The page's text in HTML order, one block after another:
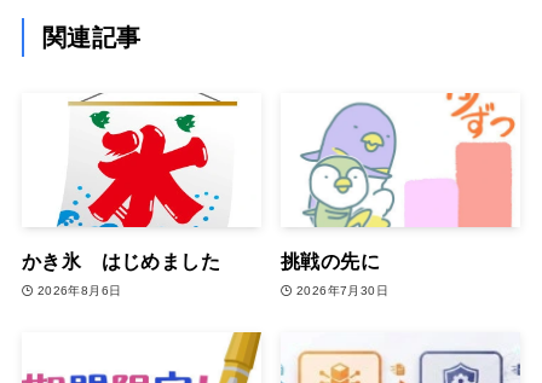
関連記事
かき氷 はじめました
2026年8月6日
挑戦の先に
2026年7月30日